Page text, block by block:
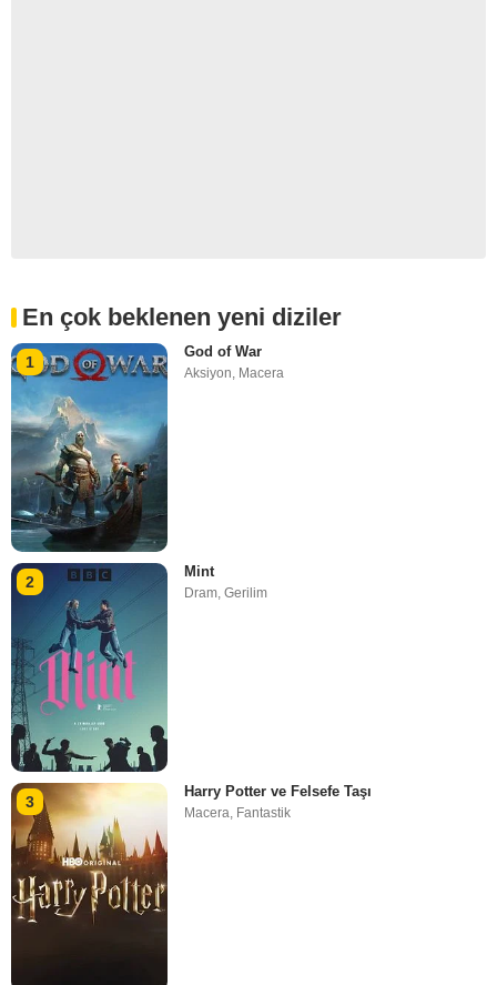
En çok beklenen yeni diziler
1
God of War
Aksiyon Macera
2
Mint
Dram,Gerilim
3
Harry Potter ve Felsefe Taşı
Macera, Fantastik